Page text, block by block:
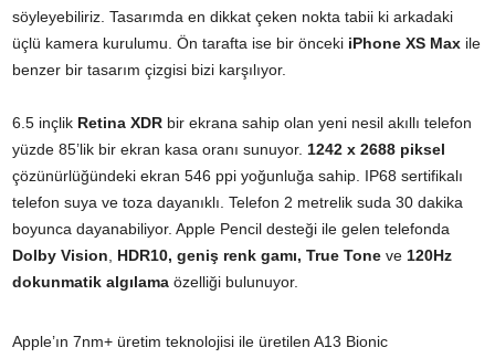
söyleyebiliriz. Tasarımda en dikkat çeken nokta tabii ki arkadaki
üçlü kamera kurulumu. Ön tarafta ise bir önceki iPhone XS Max ile
benzer bir tasarım çizgisi bizi karşılıyor.
6.5 inçlik Retina XDR bir ekrana sahip olan yeni nesil akıllı telefon
yüzde 85’lik bir ekran kasa oranı sunuyor. 1242 x 2688 piksel
çözünürlüğündeki ekran 546 ppi yoğunluğa sahip. IP68 sertifikalı
telefon suya ve toza dayanıklı. Telefon 2 metrelik suda 30 dakika
boyunca dayanabiliyor. Apple Pencil desteği ile gelen telefonda
Dolby Vision
HDR10, geniş renk gamı, True Tone ve 120Hz
dokunmatik algılama özelliği bulunuyor.
Apple’ın 7nm+ üretim teknolojisi ile üretilen A13 Bionic